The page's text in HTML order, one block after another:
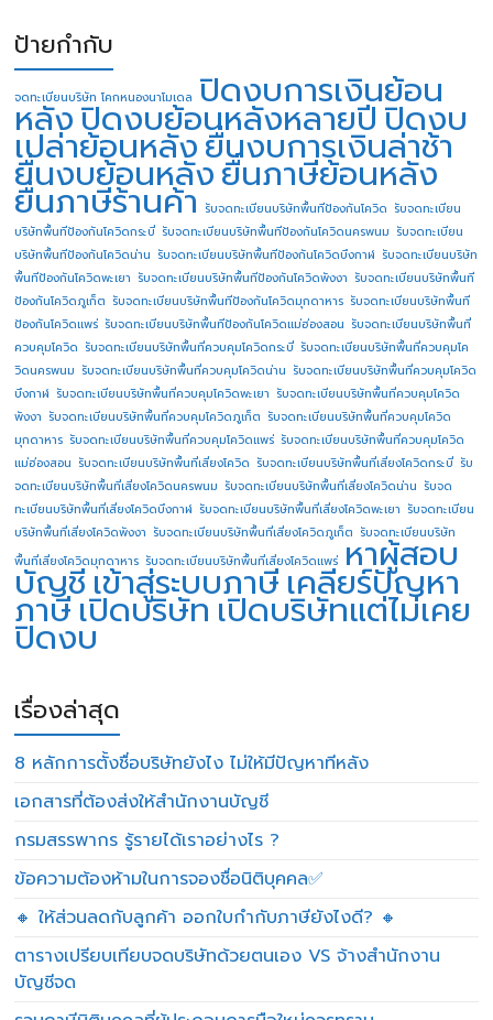
ป้ายกำกับ
จดทะเบียนบริษัท โคกหนองนาโมเดล ปิดงบการเงินย้อน
หลังปิดงบย้อนหลังหลายปี ปิดงบ
เปล่าย้อนหลังยื่นงบการเงินล่าช้า
ยื่นงบย้อนหลังยื่นภาษีย้อนหลัง
ยื่นภาษีร้านค้า รับจดทะเบียนบริษัทพื้นทีป้องกันโควิด รับจดทะเบียน
บริษัทพื้นทีป้องกันโควิดกระบี่ รับจดทะเบียนบริษัทพื้นทีป้องกันโควิดนครพนม รับจดทะเบียน
บริษัทพื้นทีป้องกันโควิดน่าน รับจดทะเบียนบริษัทพื้นทีป้องกันโควิดบึงกาฬ รับจดทะเบียนบริษัท
พื้นทีป้องกันโควิดพะเยา รับจดทะเบียนบริษัทพื้นทีป้องกันโควิดพังงา รับจดทะเบียนบริษัทพื้นที
ป้องกันโควิดภูเก็ต รับจดทะเบียนบริษัทพื้นทีป้องกันโควิดมุกดาหาร รับจดทะเบียนบริษัทพื้นที
ป้องกันโควิดแพร่ รับจดทะเบียนบริษัทพื้นทีป้องกันโควิดแม่ฮ่องสอน รับจดทะเบียนบริษัทพื้นที่
ควบคุมโควิด รับจดทะเบียนบริษัทพื้นที่ควบคุมโควิดกระบี่ รับจดทะเบียนบริษัทพื้นที่ควบคุมโค
วิดนครพนม รับจดทะเบียนบริษัทพื้นที่ควบคุมโควิดน่าน รับจดทะเบียนบริษัทพื้นที่ควบคุมโควิด
บึงกาฬ รับจดทะเบียนบริษัทพื้นที่ควบคุมโควิดพะเยา รับจดทะเบียนบริษัทพื้นที่ควบคุมโควิด
พังงา รับจดทะเบียนบริษัทพื้นที่ควบคุมโควิดภูเก็ต รับจดทะเบียนบริษัทพื้นที่ควบคุมโควิด
มุกดาหาร รับจดทะเบียนบริษัทพื้นที่ควบคุมโควิดแพร่ รับจดทะเบียนบริษัทพื้นที่ควบคุมโควิด
แม่ฮ่องสอน รับจดทะเบียนบริษัทพื้นที่เสี่ยงโควิด รับจดทะเบียนบริษัทพื้นที่เสี่ยงโควิดกระบี่ รับ
จดทะเบียนบริษัทพื้นที่เสี่ยงโควิดนครพนม รับจดทะเบียนบริษัทพื้นที่เสี่ยงโควิดน่าน รับจด
ทะเบียนบริษัทพื้นที่เสี่ยงโควิดบึงกาฬ รับจดทะเบียนบริษัทพื้นที่เสี่ยงโควิดพะเยา รับจดทะเบียน
บริษัทพื้นที่เสี่ยงโควิดพังงา รับจดทะเบียนบริษัทพื้นที่เสี่ยงโควิดภูเก็ต รับจดทะเบียนบริษัท
พื้นที่เสี่ยงโควิดมุกดาหาร รับจดทะเบียนบริษัทพื้นที่เสี่ยงโควิดแพร่ หาผู้สอบ
บัญชี เข้าสู่ระบบภาษี เคลียร์ปัญหา
ภาษีเปิดบริษัทเปิดบริษัทแต่ไม่เคย
ปิดงบ
เรื่องล่าสุด
8 หลักการตั้งชื่อบริษัทยังไง ไม่ให้มีปัญหาทีหลัง
เอกสารที่ต้องส่งให้สำนักงานบัญชี
กรมสรรพากร รู้รายได้เราอย่างไร ?
ข้อความต้องห้ามในการจองชื่อนิติบุคคล✅
🔸 ให้ส่วนลดกับลูกค้า ออกใบกำกับภาษียังไงดี? 🔸
ตารางเปรียบเทียบจดบริษัทด้วยตนเอง VS จ้างสำนักงาน
บัญชีจด